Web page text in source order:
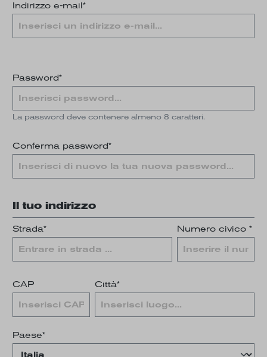
Indirizzo e-mail*
Password*
La password deve contenere almeno 8 caratteri.
Conferma password*
Il tuo indirizzo
Strada* Numero civico *
CAP Città*
Paese*